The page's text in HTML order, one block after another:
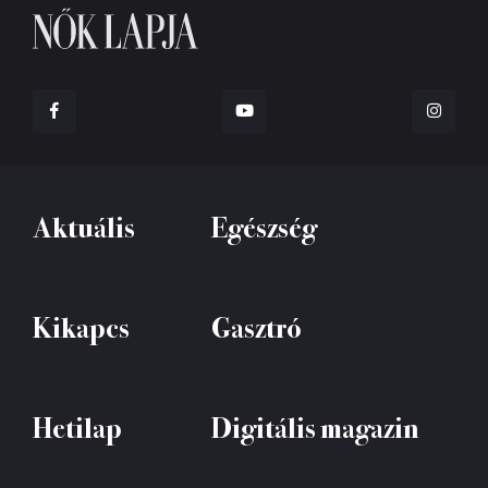
Aktuális Egészség
Kikapcs Gasztró
Hetilap Digitális magazin